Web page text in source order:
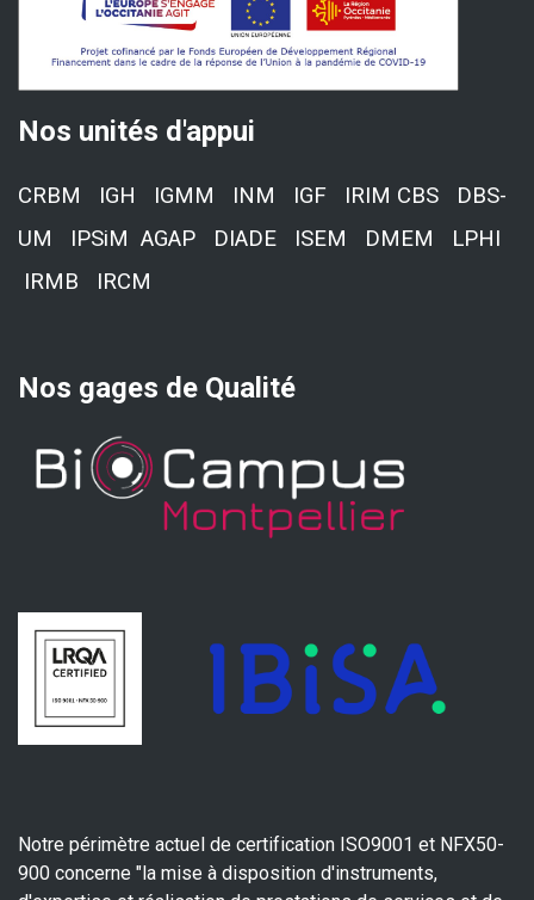
Nos unités d'appui
CRBM IGH IGMM INM IGF IRIM CBS
DBS-
UM
IPSiM AGAP DIADE ISEM DMEM
LPHI
IRMB IRCM
Nos gages de Qualité
Notre périmètre actuel de certification ISO9001 et NFX50-
900 concerne "la mise à disposition d'instruments,